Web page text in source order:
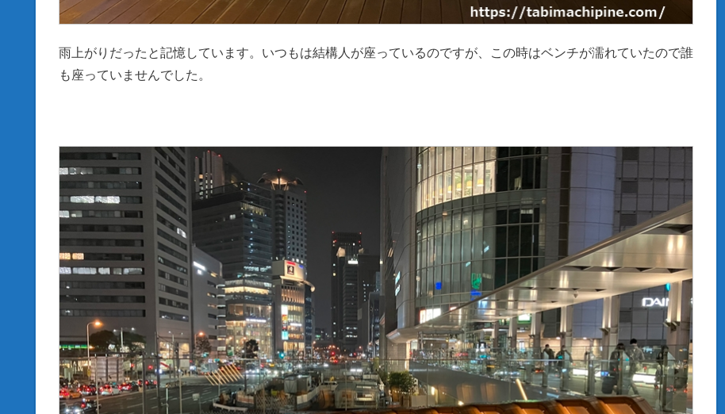
雨上がりだったと記憶しています。いつもは結構人が座っているのですが、この時はベンチが濡れていたので誰
も座っていませんでした。